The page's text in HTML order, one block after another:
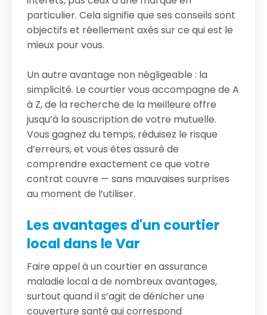
particulier. Cela signifie que ses conseils sont
objectifs et réellement axés sur ce qui est le
mieux pour vous.
Un autre avantage non négligeable : la
simplicité. Le courtier vous accompagne de A
à Z, de la recherche de la meilleure offre
jusqu’à la souscription de votre mutuelle.
Vous gagnez du temps, réduisez le risque
d’erreurs, et vous êtes assuré de
comprendre exactement ce que votre
contrat couvre — sans mauvaises surprises
au moment de l’utiliser.
Les avantages d'un courtier
local dans le Var
Faire appel à un courtier en assurance
maladie local a de nombreux avantages,
surtout quand il s’agit de dénicher une
couverture santé qui correspond